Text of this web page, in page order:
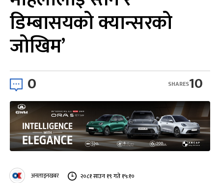
डिम्बासयको क्यान्सरको
जोखिम’
0 10
SHARES
अनलाइनखबर २०८१ साउन १९ गते १५:१०